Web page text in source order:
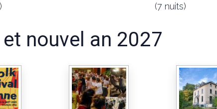
(7 nuits)
nouvel an 2027